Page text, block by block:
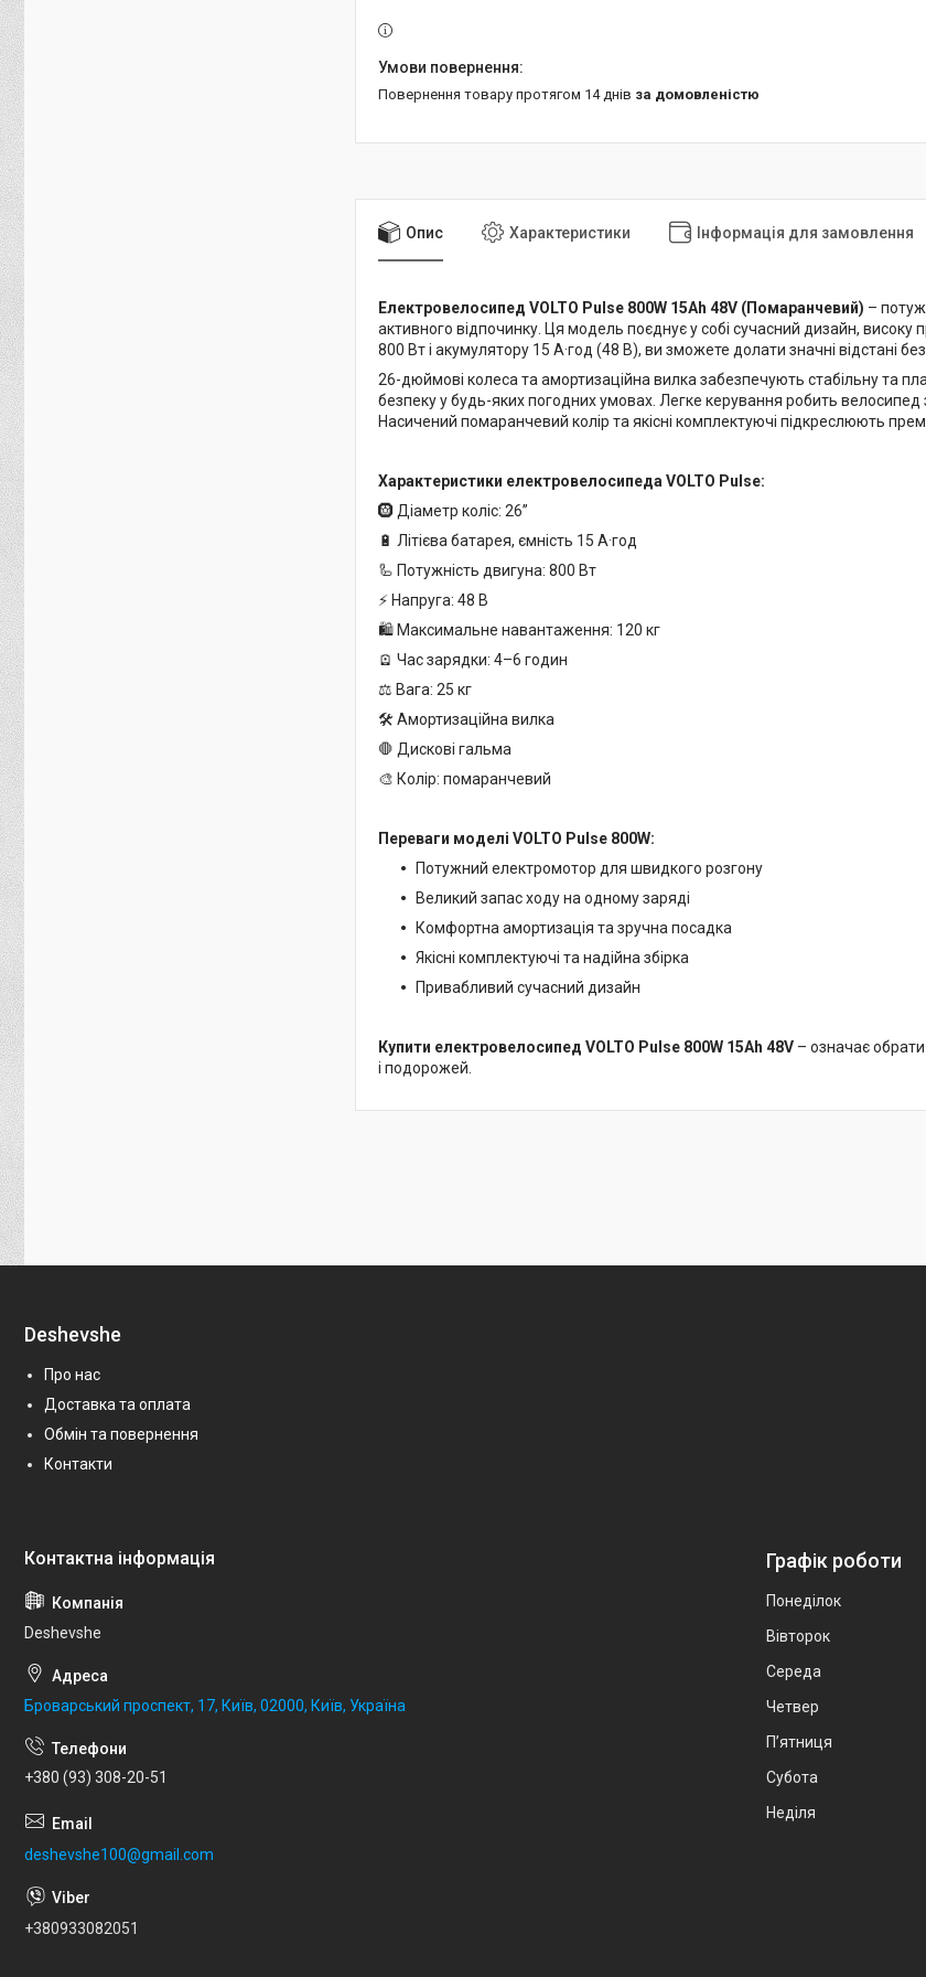
повернення товару протягом 14 днів за домовленістю
Опис Характеристики Інформація для замовлення
Електровелосипед VOLTO Pulse 800W 15Ah 48V (Помаранчевий) –
активного відпочинку. Ця модель поєднує у собі сучасний дизайн,
800 Вт і акумулятору 15 А·год (48 В), ви зможете долати значні відстані
26-дюймові колеса та амортизаційна вилка забезпечують стабільну та
безпеку у будь-яких погодних умовах. Легке керування робить велосипед
Насичений помаранчевий колір та якісні комплектуючі підкреслюють
Характеристики електровелосипеда VOLTO Pulse:
🛞 Діаметр коліс: 26”
🔋 Літієва батарея, ємність 15 А·год
🦾 Потужність двигуна: 800 Вт
⚡ Напруга: 48 В
🛍 Максимальне навантаження: 120 кг
🪫 Час зарядки: 4–6 годин
⚖️ Вага: 25 кг
🛠 Амортизаційна вилка
🛑 Дискові гальма
🎨 Колір: помаранчевий
Переваги моделі VOLTO Pulse 800W:
Потужний електромотор для швидкого розгону
Великий запас ходу на одному заряді
Комфортна амортизація та зручна посадка
Якісні комплектуючі та надійна збірка
Привабливий сучасний дизайн
Купити електровелосипед VOLTO Pulse 800W 15Ah 48V – означає
і подорожей.
Deshevshe
Про нас
Доставка та оплата
Обмін та повернення
Контакти
Deshevshe
Броварський проспект, 17, Київ, 02000, Київ, Україна
+380 (93) 308-20-51
deshevshe100@gmail.com
+380933082051
Графік роботи
Понеділок
Вівторок
Середа
Четвер
Пʼятниця
Субота
Неділя